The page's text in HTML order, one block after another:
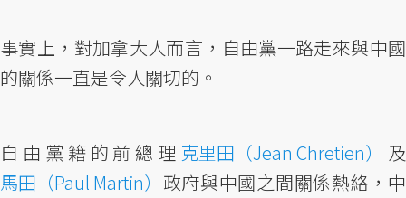
事實上，對加拿大人而言，自由黨一路走來與中國
的關係一直是令人關切的。
自由黨籍的前總理 克里田（Jean Chretien）
及
馬田（Paul Martin） 政府與中國之間關係熱絡，中